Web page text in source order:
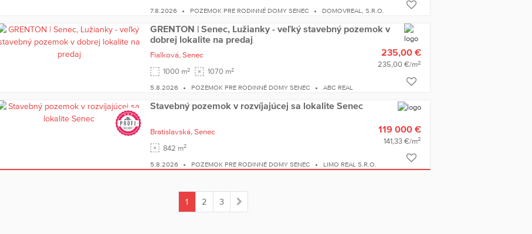
7.8.2026 POZEMOK PRE RODINNÉ DOMY SENEC DOMOVREAL, S.R.O.
GRENTON | Senec, Lužianky - veľký stavebný pozemok v
dobrej lokalite na predaj
Fialková, Senec
1000 m2 1070 m2
235,00 €
235,00 €/m2
5.8.2026 POZEMOK PRE RODINNÉ DOMY SENEC ABC REAL
Stavebný pozemok v rozvíjajúcej sa lokalite Senec
Bratislavská, Senec
842 m2
119 000 €
141,33 €/m2
5.8.2026 POZEMOK PRE RODINNÉ DOMY SENEC LIMO REAL S.R.O.
1
2 3